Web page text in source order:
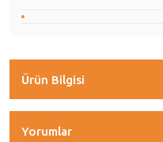
Ürün Bilgisi
Yorumlar